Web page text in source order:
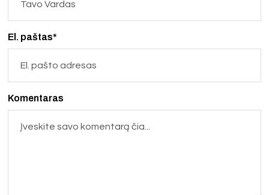
El. paštas*
Komentaras